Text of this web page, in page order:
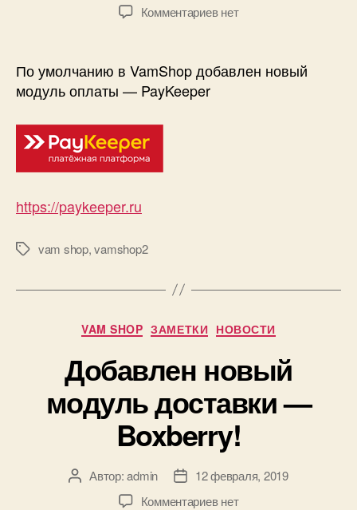
Комментариевк
новый
модуль
нет
По умолчанию в VamShop добавлен новый
модуль оплаты — PayKeeper
https://paykeeper.ru
Меткиvam shop,vamshop2
Рубрики
VAM SHOP ЗАМЕТКИ НОВОСТИ
Добавлен новый
модуль доставки —
Boxberry!
АвторАвтор:admin
Дата12 февраля, 2019
Комментариевк
нет